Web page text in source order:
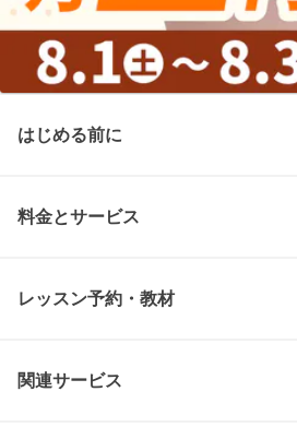
はじめる前に
料金とサービス
レッスン予約・教材
関連サービス